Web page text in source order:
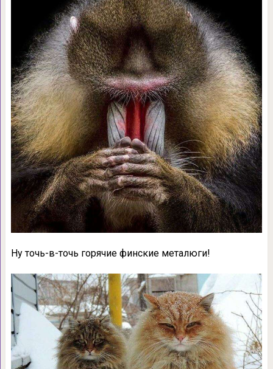
Ну точь-в-точь горячие финские металюги!